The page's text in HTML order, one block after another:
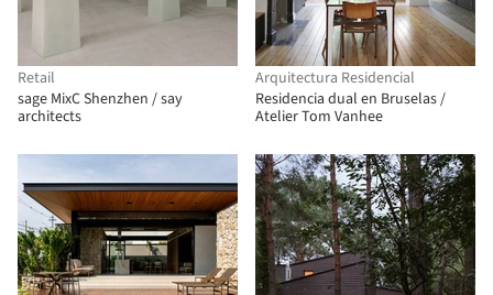
Retail
sage MixC Shenzhen / say
architects
Arquitectura Residencial
Residencia dual en Bruselas /
Atelier Tom Vanhee